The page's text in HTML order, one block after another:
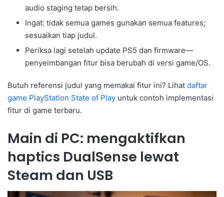
audio staging tetap bersih.
Ingat: tidak semua games gunakan semua features;
sesuaikan tiap judul.
Periksa lagi setelah update PS5 dan firmware—
penyeimbangan fitur bisa berubah di versi game/OS.
Butuh referensi judul yang memakai fitur ini? Lihat daftar
game PlayStation State of Play untuk contoh implementasi
fitur di game terbaru.
Main di PC: mengaktifkan
haptics DualSense lewat
Steam dan USB